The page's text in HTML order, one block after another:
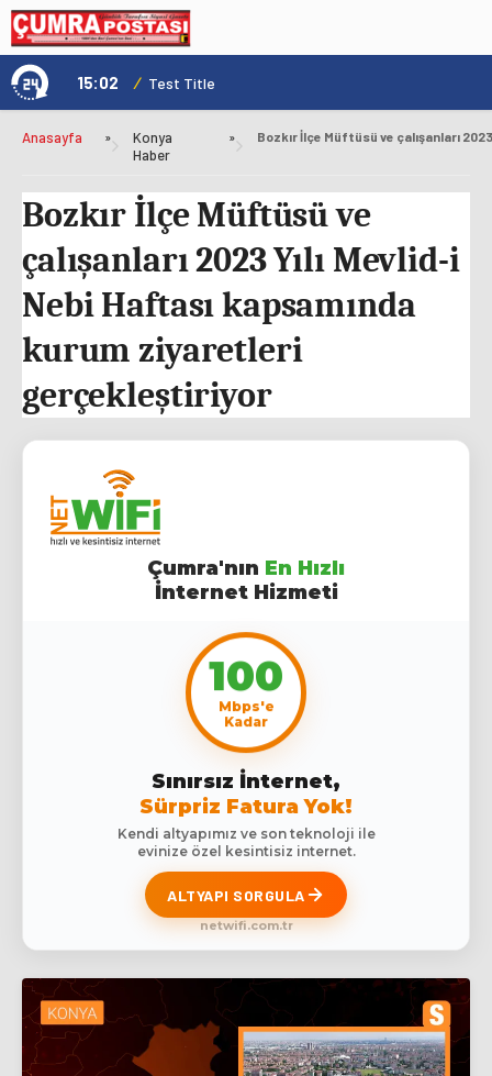
15:02 / Test Title
Anasayfa »
Konya
Haber
»
Bozkır İlçe Müftüsü ve
çalışanları 2023 Yılı Mevlid-i
Nebi Haftası kapsamında
kurum ziyaretleri
gerçekleştiriyor
Çumra'nın En Hızlı
İnternet Hizmeti
100
Mbps'e
Kadar
Sınırsız İnternet,
Sürpriz Fatura Yok!
Kendi altyapımız ve son teknoloji ile
evinize özel kesintisiz internet.
ALTYAPI SORGULA
netwifi.com.tr